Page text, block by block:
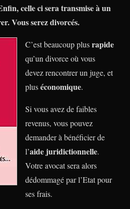
celle ci sera transmise à un
Vous serez divorcés.
C’est beaucoup plusrapide
qu’un divorce où vous
devez rencontrer un juge, et
pluséconomique.
Si vous avez de faibles
revenus, vous pouvez
demander à bénéficier de
l’aide juridictionnelle.
Votre avocat sera alors
dédommagé par l’Etat pour
ses frais.